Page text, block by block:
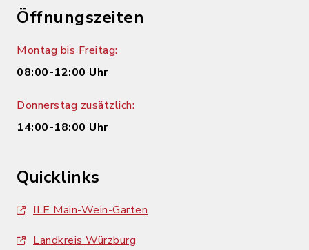
Öffnungszeiten
Montag bis Freitag:
08:00-12:00 Uhr
Donnerstag zusätzlich:
14:00-18:00 Uhr
Quicklinks
ILE Main-Wein-Garten
Landkreis Würzburg